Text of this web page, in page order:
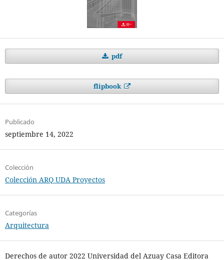
pdf
flipbook
Publicado
septiembre 14, 2022
Colección
Colección ARQ UDA Proyectos
Categorías
Arquitectura
Derechos de autor 2022 Universidad del Azuay Casa Editora